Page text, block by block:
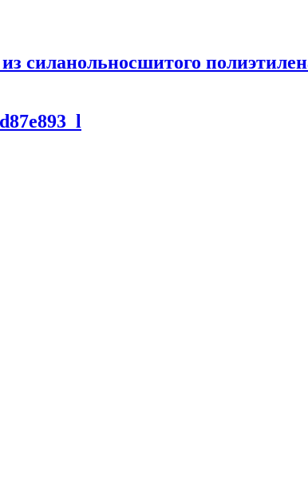
силанольносшитого